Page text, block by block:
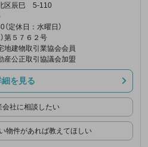
区辰巳 5-110
定休日：水曜日）
第５７６２号
宅地建物取引業協会会員
産公正取引協議会加盟
細を見る
会社に相談したい
物件があれば教えてほしい